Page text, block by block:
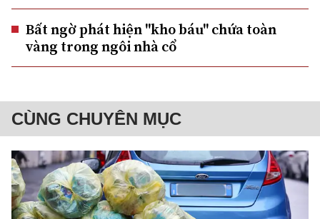
Bất ngờ phát hiện "kho báu" chứa toàn
vàng trong ngôi nhà cổ
CÙNG CHUYÊN MỤC